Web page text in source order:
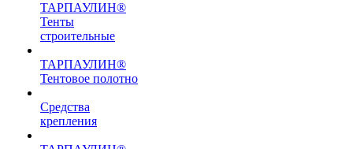
ТАРПАУЛИН®
Тенты
строительные
ТАРПАУЛИН®
Тентовое полотно
Средства
крепления